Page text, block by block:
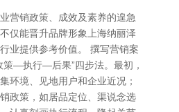
营销政策、成效及素养的遑急
仅能晋升品牌形象上海纳丽泽
业提供参考价值。 撰写营销案
—执行—后果”四步法。最初，
环境、见地用户和企业近况；
政策，如居品定位、渠说念选